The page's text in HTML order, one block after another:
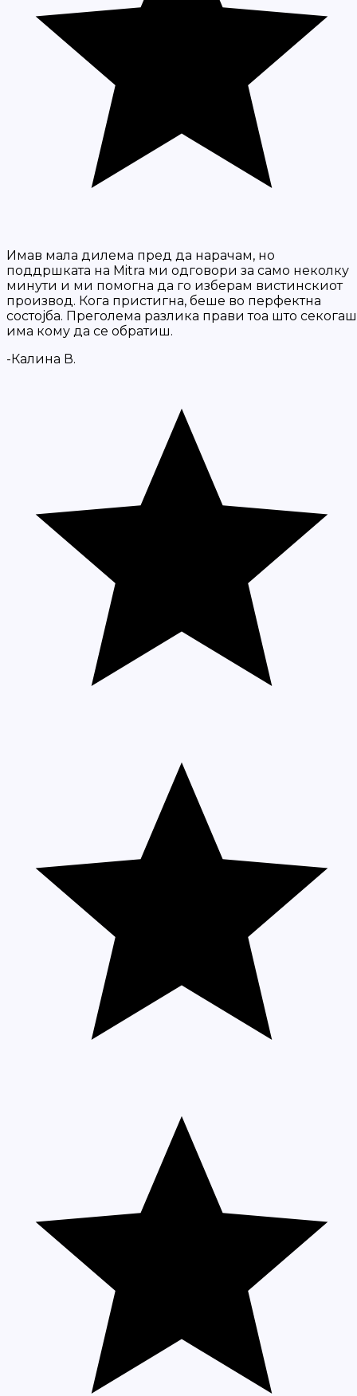
Имав мала дилема пред да нарачам, но
поддршката на Mitra ми одговори за само неколку
минути и ми помогна да го изберам вистинскиот
производ. Кога пристигна, беше во перфектна
состојба. Преголема разлика прави тоа што секогаш
има кому да се обратиш.
-Калина В.